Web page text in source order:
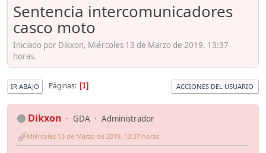
Sentencia intercomunicadores
casco moto
Iniciado por Dikxon, Miércoles 13 de Marzo de 2019. 13:37
horas.
IR ABAJO Páginas 1 ACCIONES DEL USUARIO
Dikxon GDA Administrador
Miércoles 13 de Marzo de 2019. 13:37 horas.